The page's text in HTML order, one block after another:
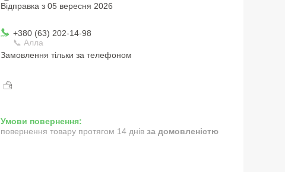
Відправка з 05 вересня 2026
+380 (63) 202-14-98
📞 Алла
Замовлення тільки за телефоном
повернення товару протягом 14 днів за домовленістю